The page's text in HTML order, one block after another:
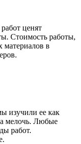
ценят
Стоимость работы,
материалов в
изучили ее как
мелочь. Любые
работ.